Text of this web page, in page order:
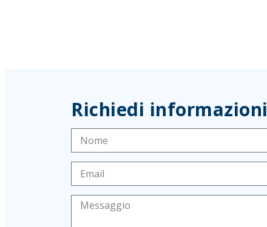
Richiedi informazioni